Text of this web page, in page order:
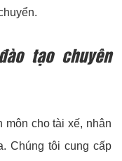
tạo chuyên
môn cho tài xế, nhân
Chúng tôi cung cấp